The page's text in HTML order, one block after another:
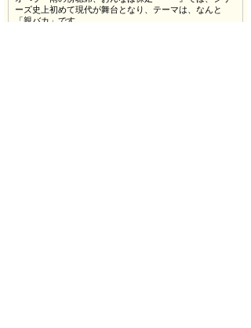
ーズ史上初めて現代が舞台となり、テーマは、なんと
「親バカ」です。